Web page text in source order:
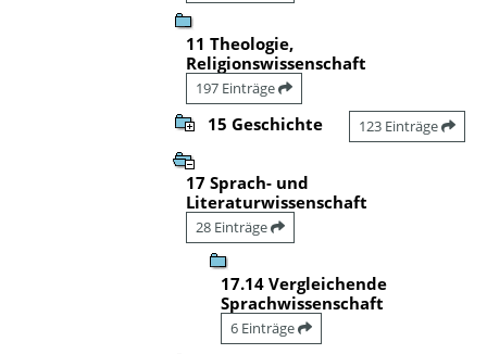
11 Theologie,
Religionswissenschaft
197 Einträge
15 Geschichte 123 Einträge
17 Sprach- und
Literaturwissenschaft
28 Einträge
17.14 Vergleichende
Sprachwissenschaft
6 Einträge